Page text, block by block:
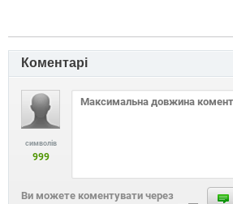
Коментарі
символів
999
Ви можете коментувати через